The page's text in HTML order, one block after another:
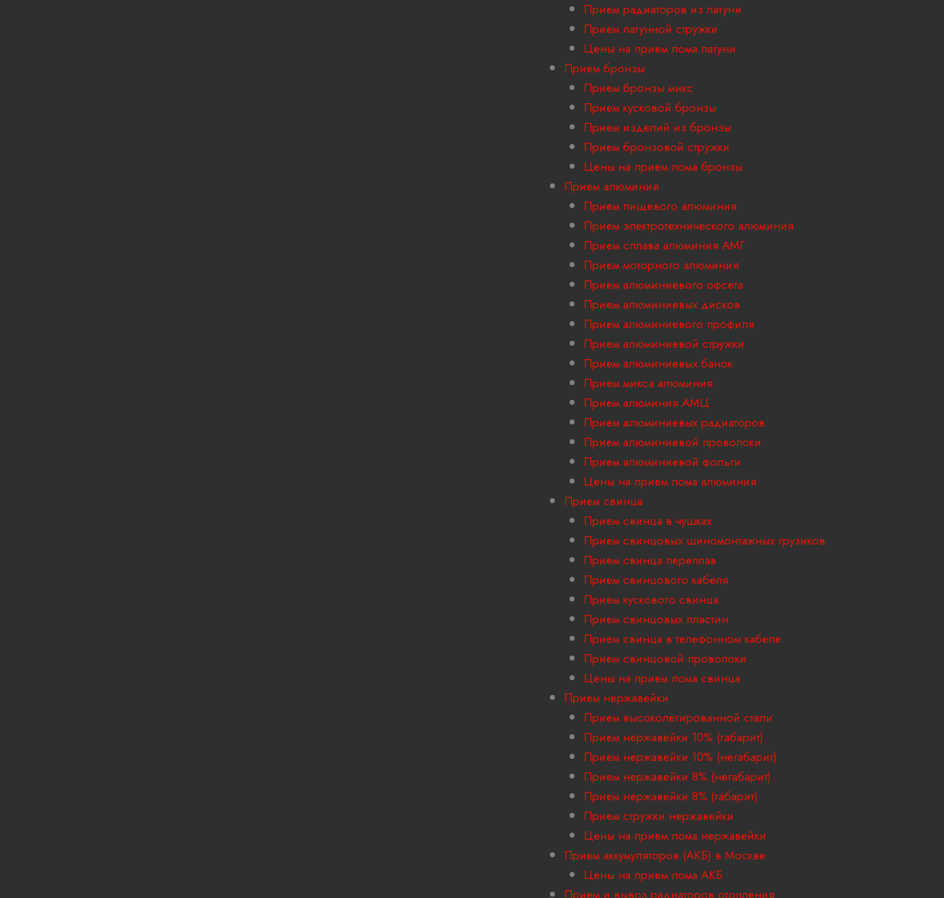
Прием радиаторов из латуни
Прием латунной стружки
Цены на прием лома латуни
Прием бронзы
Прием бронзы микс
Прием кусковой бронзы
Прием изделий из бронзы
Прием бронзовой стружки
Цены на прием лома бронзы
Прием алюминия
Прием пищевого алюминия
Прием электротехнического алюминия
Прием сплава алюминия АМГ
Прием моторного алюминия
Прием алюминиевого офсета
Прием алюминиевых дисков
Прием алюминиевого профиля
Прием алюминиевой стружки
Прием алюминиевых банок
Прием микса алюминия
Прием алюминия АМЦ
Прием алюминиевых радиаторов
Прием алюминиевой проволоки
Прием алюминиевой фольги
Цены на прием лома алюминия
Прием свинца
Прием свинца в чушках
Прием свинцовых шиномонтажных грузиков
Прием свинца переплав
Прием свинцового кабеля
Прием кускового свинца
Прием свинцовых пластин
Прием свинца в телефонном кабеле
Прием свинцовой проволоки
Цены на прием лома свинца
Прием нержавейки
Прием высоколегированной стали
Прием нержавейки 10% (габарит)
Прием нержавейки 10% (негабарит)
Прием нержавейки 8% (негабарит)
Прием нержавейки 8% (габарит)
Прием стружки нержавейки
Цены на прием лома нержавейки
Прием аккумуляторов (АКБ) в Москве
Цены на прием лома АКБ
Прием и вывоз радиаторов отопления